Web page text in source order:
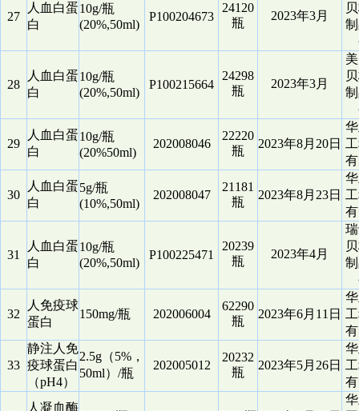
27
人血白蛋
白
10g/瓶
(20%,50ml)
P100204673
24120
瓶
2023年3月
28
人血白蛋
白
10g/瓶
(20%,50ml)
P100215664
24298
瓶
2023年3月
29
人血白蛋
白
10g/瓶
(20%50ml)
202008046
22220
瓶
2023年8月20日
30
人血白蛋
白
5g/瓶
(10%,50ml)
202008047
21181
瓶
2023年8月23日
31
人血白蛋
白
10g/瓶
(20%,50ml)
P100225471
20239
瓶
2023年4月
32
人免疫球
蛋白
150mg/瓶 202006004
62290
瓶
2023年6月11日
33
静注人免
疫球蛋白
（pH4）
2.5g（5%，
50ml）/瓶
202005012
20232
瓶
2023年5月26日
人凝血酶